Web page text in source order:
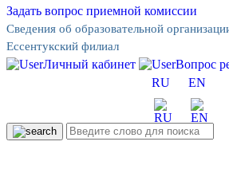
Задать вопрос приемной комиссии
Сведения об образовательной
Ессентукский филиал
Личный кабинет
Вопрос
RU
EN